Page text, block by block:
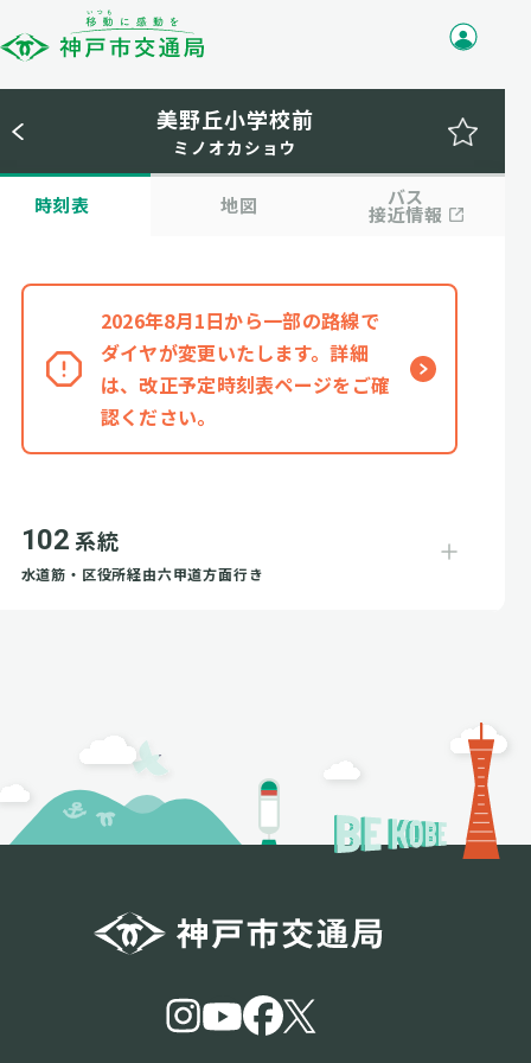
美野丘小学校前
ミノオカショウ
時刻表 地図 バス
接近情報
2026年8月1日から一部の路線で
ダイヤが変更いたします。詳細
は、改正予定時刻表ページをご確
認ください。
102 系統
水道筋・区役所経由六甲道方面行き